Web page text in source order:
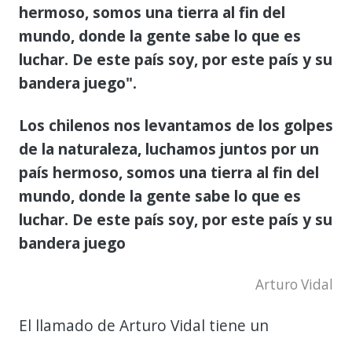
hermoso, somos una tierra al fin del
mundo, donde la gente sabe lo que es
luchar. De este país soy, por este país y su
bandera juego".
Los chilenos nos levantamos de los golpes
de la naturaleza, luchamos juntos por un
país hermoso, somos una tierra al fin del
mundo, donde la gente sabe lo que es
luchar. De este país soy, por este país y su
bandera juego
Arturo Vidal
El llamado de Arturo Vidal tiene un